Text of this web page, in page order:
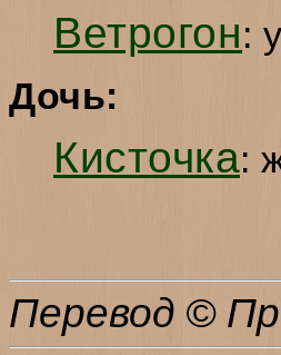
Ветрогон:
Дочь:
Кисточка:
Перевод ©